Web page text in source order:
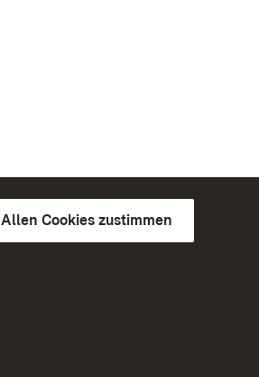
Allen Cookies zustimmen